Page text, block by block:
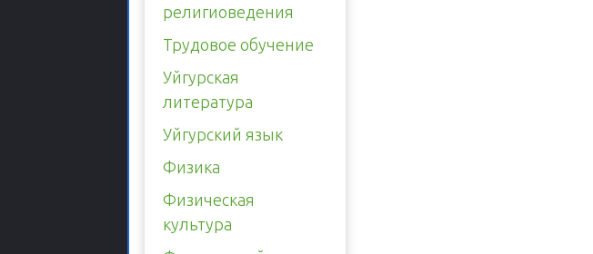
религиоведения
Трудовое обучение
Уйгурская
литература
Уйгурский язык
Физика
Физическая
культура